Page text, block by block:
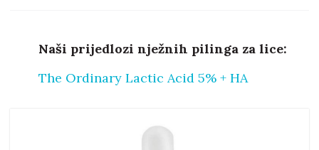
Naši prijedlozi nježnih pilinga za lice:
The Ordinary Lactic Acid 5% + HA